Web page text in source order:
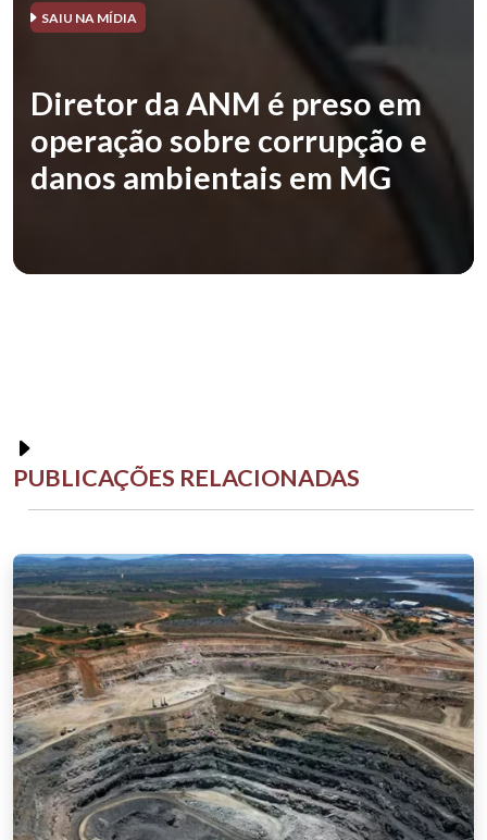
SAIU NA MÍDIA
Diretor da ANM é preso em
operação sobre corrupção e
danos ambientais em MG
PUBLICAÇÕES RELACIONADAS